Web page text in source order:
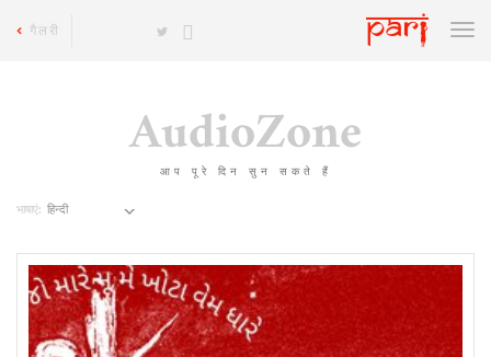
गैलरी
AudioZone
आप पूरे दिन सुन सकते हैं
भाषाएं: